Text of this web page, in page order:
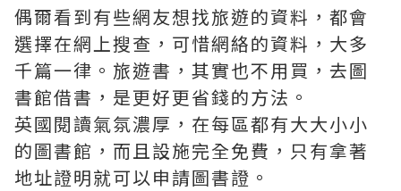
偶爾看到有些網友想找旅遊的資料，都會
選擇在網上搜查，可惜網絡的資料，大多
千篇一律。旅遊書，其實也不用買，去圖
書館借書，是更好更省錢的方法。
英國閱讀氣氛濃厚，在每區都有大大小小
的圖書館，而且設施完全免費，只有拿著
地址證明就可以申請圖書證。